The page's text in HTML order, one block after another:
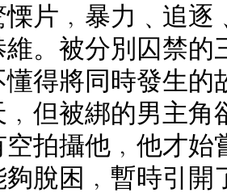
片﹐暴力﹑追
。被分別囚禁
得將同時發生
但被綁的男主
空拍攝他﹐他才
脫困﹐暫時引